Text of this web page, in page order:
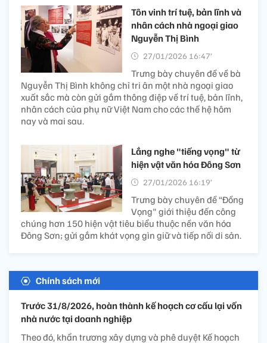
Tôn vinh trí tuệ, bản lĩnh và
nhân cách nhà ngoại giao
Nguyễn Thị Bình
27/01/2026 16:47’
Trưng bày chuyên đề về bà
Nguyễn Thị Bình không chỉ tri ân một nhà ngoại giao
xuất sắc mà còn gửi gắm thông điệp về trí tuệ, bản lĩnh,
nhân cách của phụ nữ Việt Nam cho các thế hệ hôm
nay và mai sau.
Lắng nghe "tiếng vọng" từ
hiện vật văn hóa Đông Sơn
27/01/2026 16:19’
Trưng bày chuyên đề “Đồng
Vọng" giới thiệu đến công
chúng hơn 150 hiện vật tiêu biểu thuộc nền văn hóa
Đông Sơn; gửi gắm khát vọng gìn giữ và tiếp nối di sản.
Chính sách mới
Trước 31/8/2026, hoàn thành kế hoạch cơ cấu lại vốn
nhà nước tại doanh nghiệp
Theo đó, khẩn trương xây dựng và phê duyệt Kế hoạch